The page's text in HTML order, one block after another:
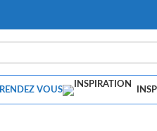
RENDEZ VOUS